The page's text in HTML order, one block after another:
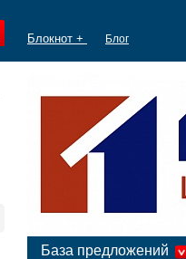
Блокнот + Блог
База предложений